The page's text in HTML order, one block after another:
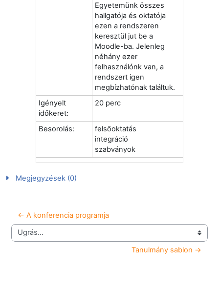
Egyetemünk összes
hallgatója és oktatója
ezen a rendszeren
keresztül jut be a
Moodle-ba. Jelenleg
néhány ezer
felhasználónk van, a
rendszert igen
megbízhatónak találtuk.
Igényelt
időkeret:
20 perc
Besorolás:
felsőoktatás
integráció
szabványok
Megjegyzések (0)
← A konferencia programja
Ugrás...
Tanulmány sablon →